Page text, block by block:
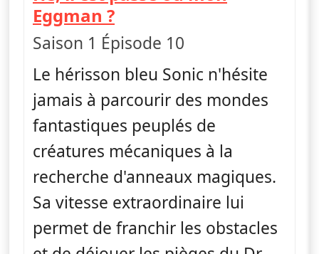
Eggman ?— Sonic Boom
Saison 1 Épisode 10
Le hérisson bleu Sonic n'hésite
jamais à parcourir des mondes
fantastiques peuplés de
créatures mécaniques à la
recherche d'anneaux magiques.
Sa vitesse extraordinaire lui
permet de franchir les obstacles